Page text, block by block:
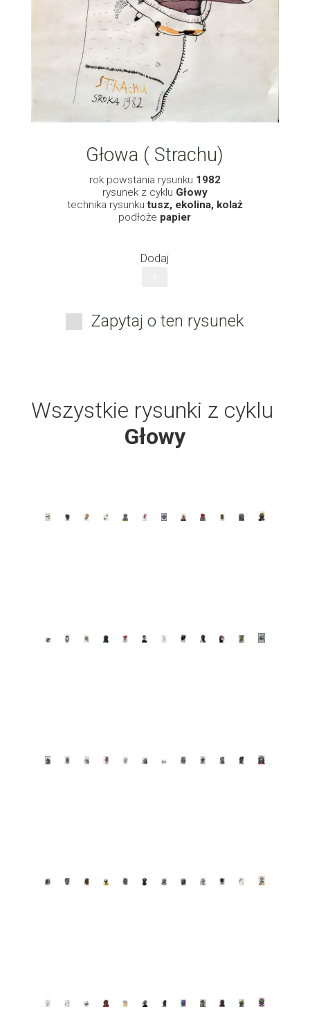
Głowa ( Strachu)
rok powstania rysunku 1982
rysunek z cyklu Głowy
technika rysunku tusz, ekolina, kolaż
podłoże papier
Dodaj
Zapytaj o ten rysunek
Wszystkie rysunki z cyklu
Głowy